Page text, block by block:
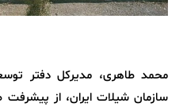
محمد طاهری، مدیرکل دفتر
سازمان شیلات ایران، از